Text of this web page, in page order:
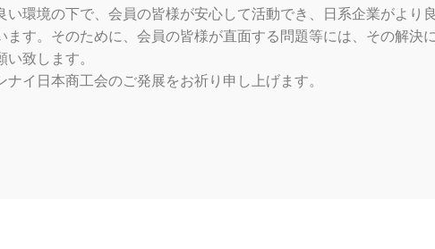
い環境の下で、会員の皆様が安心して活動でき、日系企業がよ
す。そのために、会員の皆様が直面する問題等には、その解
致します。
イ日本商工会のご発展をお祈り申し上げます。